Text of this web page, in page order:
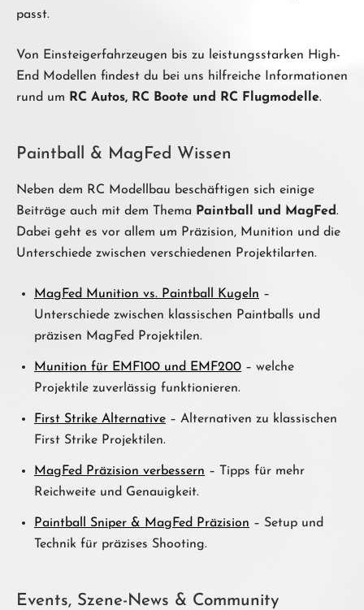
passt.
Von Einsteigerfahrzeugen bis zu leistungsstarken High-
End Modellen findest du bei uns hilfreiche Informationen
rund um RC Autos, RC Boote und RC Flugmodelle.
Paintball & MagFed Wissen
Neben dem RC Modellbau beschäftigen sich einige
Beiträge auch mit dem Thema Paintball und MagFed.
Dabei geht es vor allem um Präzision, Munition und die
Unterschiede zwischen verschiedenen Projektilarten.
MagFed Munition vs. Paintball Kugeln –
Unterschiede zwischen klassischen Paintballs und
präzisen MagFed Projektilen.
Munition für EMF100 und EMF200 – welche
Projektile zuverlässig funktionieren.
First Strike Alternative – Alternativen zu klassischen
First Strike Projektilen.
MagFed Präzision verbessern – Tipps für mehr
Reichweite und Genauigkeit.
Paintball Sniper & MagFed Präzision – Setup und
Technik für präzises Shooting.
Events, Szene-News & Community